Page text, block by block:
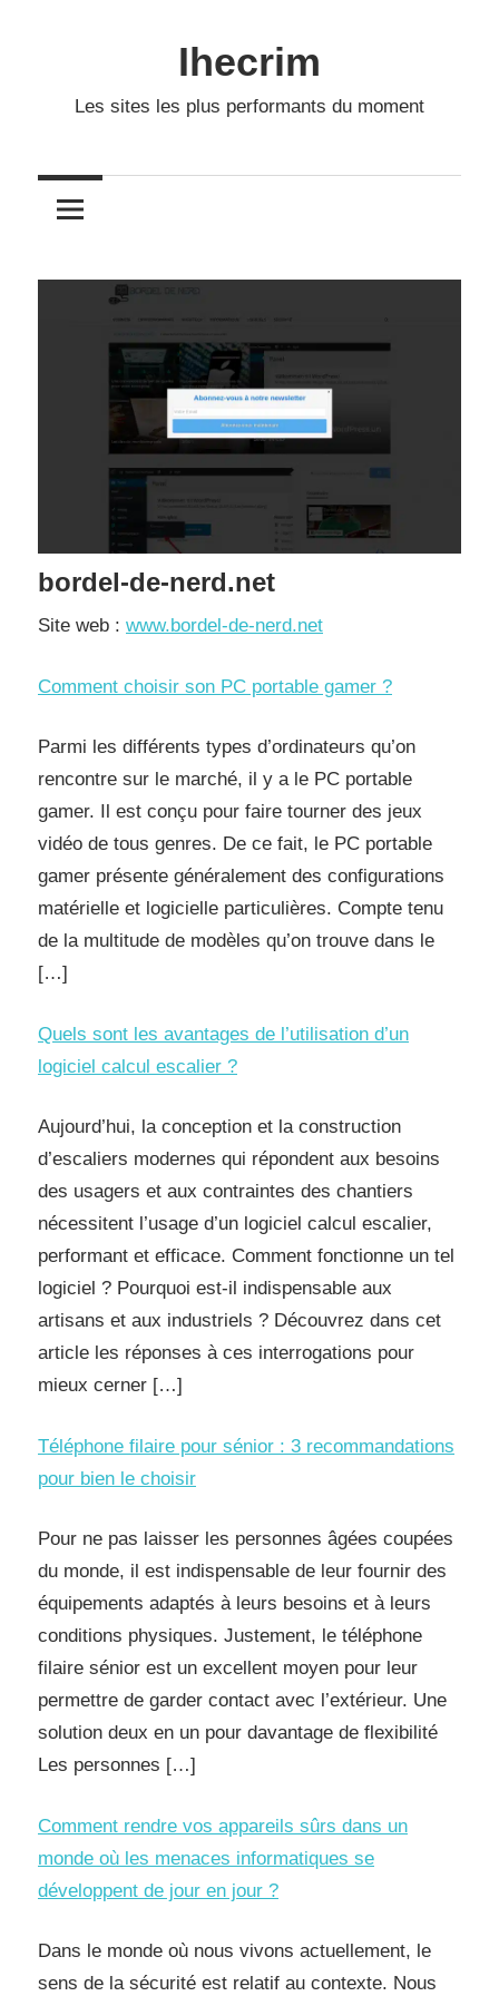
Ihecrim
Les sites les plus performants du moment
bordel-de-nerd.net
Site web : www.bordel-de-nerd.net
Comment choisir son PC portable gamer ?
Parmi les différents types d’ordinateurs qu’on
rencontre sur le marché, il y a le PC portable
gamer. Il est conçu pour faire tourner des jeux
vidéo de tous genres. De ce fait, le PC portable
gamer présente généralement des configurations
matérielle et logicielle particulières. Compte tenu
de la multitude de modèles qu’on trouve dans le
[…]
Quels sont les avantages de l’utilisation d’un
logiciel calcul escalier ?
Aujourd’hui, la conception et la construction
d’escaliers modernes qui répondent aux besoins
des usagers et aux contraintes des chantiers
nécessitent l’usage d’un logiciel calcul escalier,
performant et efficace. Comment fonctionne un tel
logiciel ? Pourquoi est-il indispensable aux
artisans et aux industriels ? Découvrez dans cet
article les réponses à ces interrogations pour
mieux cerner […]
Téléphone filaire pour sénior : 3 recommandations
pour bien le choisir
Pour ne pas laisser les personnes âgées coupées
du monde, il est indispensable de leur fournir des
équipements adaptés à leurs besoins et à leurs
conditions physiques. Justement, le téléphone
filaire sénior est un excellent moyen pour leur
permettre de garder contact avec l’extérieur. Une
solution deux en un pour davantage de flexibilité
Les personnes […]
Comment rendre vos appareils sûrs dans un
monde où les menaces informatiques se
développent de jour en jour ?
Dans le monde où nous vivons actuellement, le
sens de la sécurité est relatif au contexte. Nous